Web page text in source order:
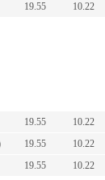
19.55 10.22
19.55
10.22
19.55
10.22
19.55 10.22